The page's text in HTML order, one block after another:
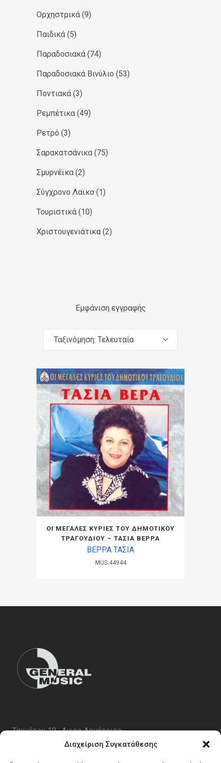
Διαχείριση Συγκατάθεσης
Ορχηστρικά (9)
Παιδικά (5)
Παραδοσιακά (74)
Παραδοσιακά Βινύλιο (53)
Ποντιακά (3)
Ρεμπέτικα (49)
Ρετρό (3)
Σαρακατσάνικα (75)
Σμυρνέϊκα (2)
Σύγχρονο Λαϊκο (1)
Τουριστικά (10)
Χριστουγενιάτικα (2)
Εμφάνιση εγγραφής
Ταξινόμηση: Τελευταία
ΟΙ ΜΕΓΑΛΕΣ ΚΥΡΙΕΣ ΤΟΥ ΔΗΜΟΤΙΚΟΥ
ΤΡΑΓΟΥΔΙΟΥ – ΤΑΣΙΑ ΒΕΡΡΑ
ΒΕΡΡΑ ΤΑΣΙΑ
MUS.44944
Ταυγέτου 19 , Αγιος Δημήτριος